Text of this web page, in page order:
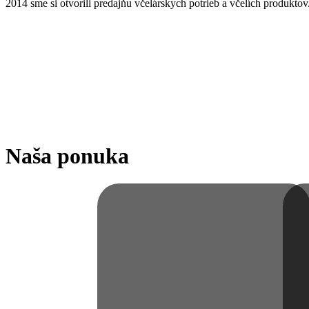
2014 sme si otvorili predajňu včelárskych potrieb a včelích
Naša ponuka